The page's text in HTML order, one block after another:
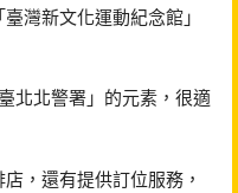
灣新文化運動紀念館」
北北警署」的元素，很適
，還有提供訂位服務，